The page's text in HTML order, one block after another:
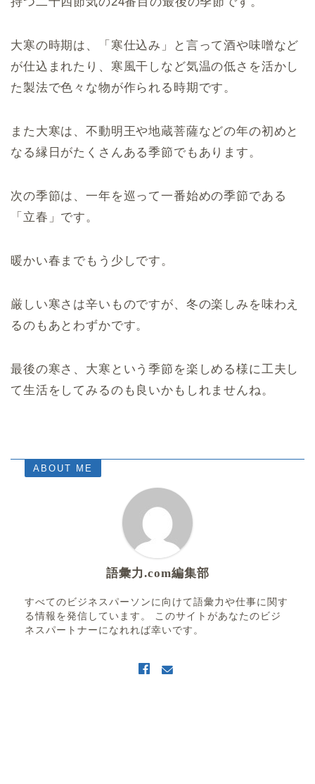
大寒の時期は、「寒仕込み」と言って酒や味噌など
が仕込まれたり、寒風干しなど気温の低さを活かし
た製法で色々な物が作られる時期です。
また大寒は、不動明王や地蔵菩薩などの年の初めと
なる縁日がたくさんある季節でもあります。
次の季節は、一年を巡って一番始めの季節である
「立春」です。
暖かい春までもう少しです。
厳しい寒さは辛いものですが、冬の楽しみを味わえ
るのもあとわずかです。
最後の寒さ、大寒という季節を楽しめる様に工夫し
て生活をしてみるのも良いかもしれませんね。
ABOUT ME
語彙力.com編集部
すべてのビジネスパーソンに向けて語彙力や仕事に関す
る情報を発信しています。 このサイトがあなたのビジ
ネスパートナーになれれば幸いです。